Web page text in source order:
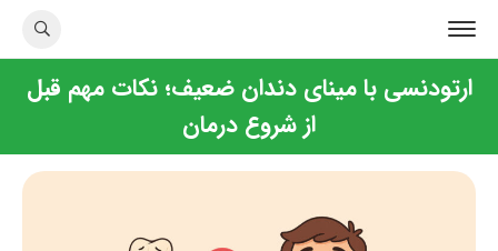
ارتودنسی با مینای دندان ضعیف؛ نکات مهم قبل
از شروع درمان